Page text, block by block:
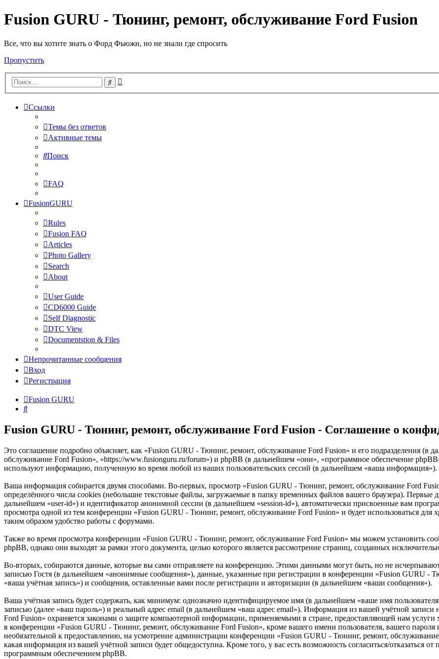
Fusion GURU - Тюнинг, ремонт, обслуживание Ford Fusion
Все, что вы хотите знать о Форд Фьюжн, но не знали где спросить
Пропустить
Поиск
Ссылки
Темы без ответов
Активные темы
Поиск
FAQ
FusionGURU
Rules
Fusion FAQ
Articles
Photo Gallery
Search
About
User Guide
CD6000 Guide
Self Diagnostic
DTC View
Documentstion & Files
Непрочитанные сообщения
Вход
Регистрация
Fusion GURU
Поиск
Fusion GURU - Тюнинг, ремонт, обслуживание Ford Fusion - Соглашение о
Это соглашение подробно объясняет, как «Fusion GURU - Тюнинг, ремонт, обслуживание Ford Fusion» и его подразделения
обслуживание Ford Fusion», «https://www.fusionguru.ru/forum») и phpBB (в дальнейшем «они», «программное обеспечение
используют информацию, полученную во время любой из ваших пользовательских сессий (в дальнейшем «ваша информация»).
Ваша информация собирается двумя способами. Во-первых, просмотр «Fusion GURU - Тюнинг, ремонт, обслуживание Ford
определённого числа cookies (небольшие текстовые файлы, загружаемые в папку временных файлов вашего браузера). Первые
дальнейшем «user-id») и идентификатор анонимной сессии (в дальнейшем «session-id»), автоматически присвоенные вам
просмотра одной из тем конференции «Fusion GURU - Тюнинг, ремонт, обслуживание Ford Fusion» и будет использоваться
таким образом удобство работы с форумами.
Также во время просмотра конференции «Fusion GURU - Тюнинг, ремонт, обслуживание Ford Fusion» мы можем установить
phpBB, однако они выходят за рамки этого документа, целью которого является рассмотрение страниц, созданных
Во-вторых, собираются данные, которые вы сами отправляете на конференцию. Этими данными могут быть, но не
записью Гостя (в дальнейшем «анонимные сообщения»), данные, указанные при регистрации в конференции «Fusion GURU -
«ваша учётная запись») и сообщения, оставленные вами после регистрации и авторизации (в дальнейшем «ваши сообщения»).
Ваша учётная запись будет содержать, как минимум: однозначно идентифицируемое имя (в дальнейшем «ваше имя
записью (далее «ваш пароль») и реальный адрес email (в дальнейшем «ваш адрес email»). Информация из вашей учётной
Ford Fusion» охраняется законами о защите компьютерной информации, применяемыми в стране, предоставляющей нам
в конференции «Fusion GURU - Тюнинг, ремонт, обслуживание Ford Fusion», кроме вашего имени пользователя, вашего пароля
необязательной к предоставлению, на усмотрение администрации конференции «Fusion GURU - Тюнинг, ремонт,
какая информация из вашей учётной записи будет общедоступна. Кроме того, у вас есть возможность согласиться/отказаться
программным обеспечением phpBB.